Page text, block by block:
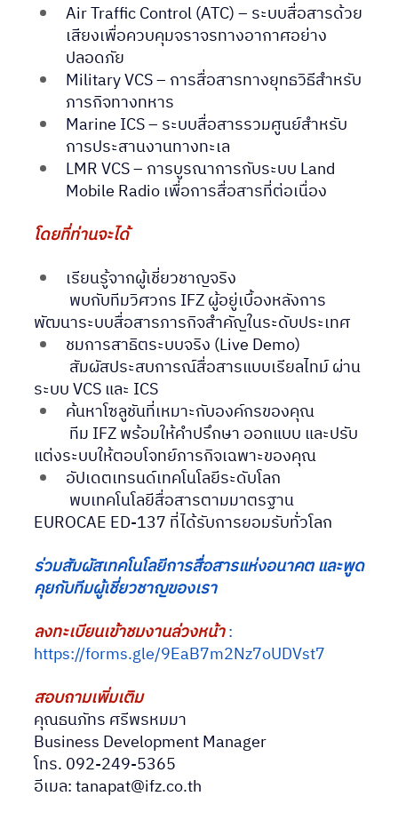
Air Traffic Control (ATC) – ระบบสื่อสารด้วย
เสียงเพื่อควบคุมจราจรทางอากาศอย่าง
ปลอดภัย
Military VCS – การสื่อสารทางยุทธวิธีสำหรับ
ภารกิจทางทหาร
Marine ICS – ระบบสื่อสารรวมศูนย์สำหรับ
การประสานงานทางทะเล
LMR VCS – การบูรณาการกับระบบ Land
Mobile Radio เพื่อการสื่อสารที่ต่อเนื่อง
โดยที่ท่านจะได้
เรียนรู้จากผู้เชี่ยวชาญจริง
พัฒนาระบบสื่อสารภารกิจสำคัญในระดับประเทศ
ชมการสาธิตระบบจริง (Live Demo)
ระบบ VCS และ ICS
ค้นหาโซลูชันที่เหมาะกับองค์กรของคุณ
แต่งระบบให้ตอบโจทย์ภารกิจเฉพาะของคุณ
อัปเดตเทรนด์เทคโนโลยีระดับโลก
EUROCAE ED-137 ที่ได้รับการยอมรับทั่วโลก
ร่วมสัมผัสเทคโนโลยีการสื่อสารแห่งอนาคต และพูด
คุยกับทีมผู้เชี่ยวชาญของเรา
ลงทะเบียนเข้าชมงานล่วงหน้า :
https://forms.gle/9EaB7m2Nz7oUDVst7
สอบถามเพิ่มเติม
คุณธนภัทร ศรีพรหมมา
Business Development Manager
โทร. 092-249-5365
อีเมล: tanapat@ifz.co.th